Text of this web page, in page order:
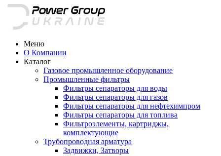
Меню
О Компании
Каталог
Газовое промышленное оборудование
Промышленные фильтры
Фильтры сепараторы для воды
Фильтры сепараторы для газов
Фильтры сепараторы для нефтехимпром
Фильтры сепараторы для топлива
Фильтроэлементы, картриджы,
комплектующие
Трубопроводная арматура
Задвижки, Затворы